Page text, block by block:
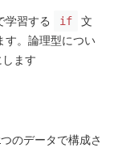
学習する if
文
す。論理型につい
ます
のデータで構成さ